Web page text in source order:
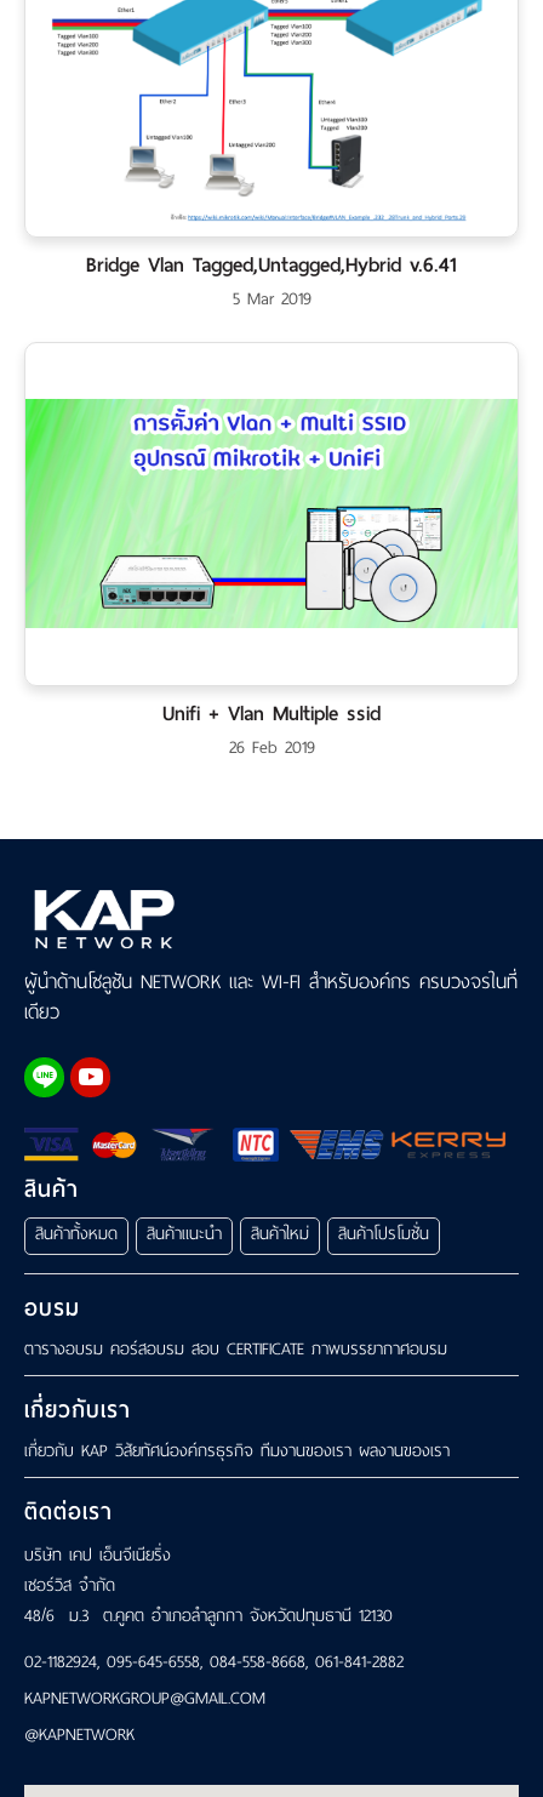
Bridge Vlan Tagged,Untagged,Hybrid v.6.41
5 Mar 2019
Unifi + Vlan Multiple ssid
26 Feb 2019
ผู้นำด้านโซลูชัน NETWORK และ WI-FI สำหรับองค์กร ครบวงจรในที่
เดียว
สินค้า
สินค้าทั้งหมด สินค้าแนะนำ สินค้าใหม่ สินค้าโปรโมชั่น
อบรม
ตารางอบรม คอร์สอบรม สอบ CERTIFICATE ภาพบรรยากาศอบรม
เกี่ยวกับเรา
เกี่ยวกับ KAP วิสัยทัศน์องค์กรธุรกิจ ทีมงานของเรา ผลงานของเรา
ติดต่อเรา
บริษัท เคป เอ็นจีเนียริ่ง
เซอร์วิส จำกัด
48/6 ม.3 ต.คูคต อำเภอลำลูกกา จังหวัดปทุมธานี 12130
02-1182924, 095-645-6558, 084-558-8668, 061-841-2882
KAPNETWORKGROUP@GMAIL.COM
@KAPNETWORK